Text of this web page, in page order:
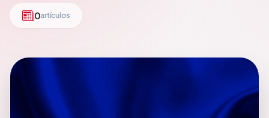
0artículos